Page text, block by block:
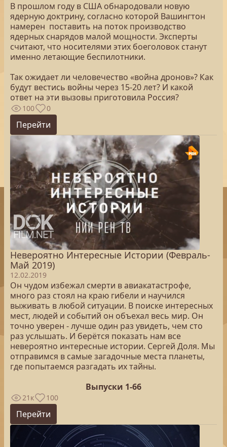
В прошлом году в США обнародовали новую
ядерную доктрину, согласно которой Вашингтон
намерен поставить на поток производство
ядерных снарядов малой мощности. Эксперты
считают, что носителями этих боеголовок станут
именно летающие беспилотники.
Так ожидает ли человечество «война дронов»? Как
будут вестись войны через 15-20 лет? И какой
ответ на эти вызовы приготовила Россия?
100 0
Перейти
Невероятно Интересные Истории (Февраль-
Май 2019)
12.02.2019
Он чудом избежал смерти в авиакатастрофе,
много раз стоял на краю гибели и научился
выживать в любой ситуации. В поиске интересных
мест, людей и событий он объехал весь мир. Он
точно уверен - лучше один раз увидеть, чем сто
раз услышать. И берётся показать нам все
невероятно интересные истории. Сергей Доля. Мы
отправимся в самые загадочные места планеты,
где попытаемся разгадать их тайны.
Выпуски 1-66
21к 100
Перейти